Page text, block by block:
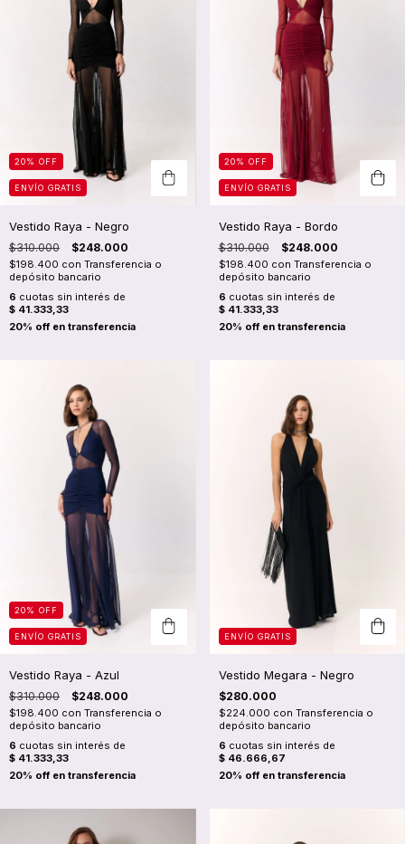
20% OFF
ENVÍO GRATIS
Vestido Raya - Negro
$310.000 $248.000
$198.400 con Transferencia o
depósito bancario
6 cuotas sin interés de
$ 41.333,33
20% OFF
ENVÍO GRATIS
Vestido Raya - Bordo
$310.000 $248.000
$198.400 con Transferencia o
depósito bancario
6 cuotas sin interés de
$ 41.333,33
20% OFF
ENVÍO GRATIS
Vestido Raya - Azul
$310.000 $248.000
$198.400 con Transferencia o
depósito bancario
6 cuotas sin interés de
$ 41.333,33
ENVÍO GRATIS
Vestido Megara - Negro
$280.000
$224.000 con Transferencia o
depósito bancario
6 cuotas sin interés de
$ 46.666,67